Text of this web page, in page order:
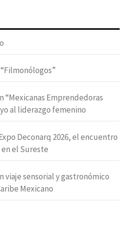
“Mexicanas Emprendedoras
al liderazgo femenino
Deconarq 2026, el encuentro
el Sureste
viaje sensorial y gastronómico
Mexicano